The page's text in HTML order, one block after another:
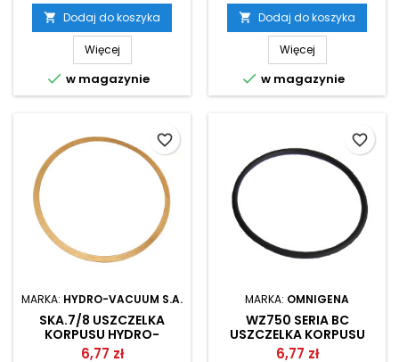
 Dodaj do koszyka
Więcej
 w magazynie
 Dodaj do koszyka
Więcej
 w magazynie
MARKA: HYDRO-VACUUM S.A.
SKA.7/8 USZCZELKA
KORPUSU HYDRO-
VACUUM
6,77 zł
favorite_border
MARKA: OMNIGENA
WZ750 SERIA BC
USZCZELKA KORPUSU
POMPY OMNIGENA
6,77 zł
favorite_border